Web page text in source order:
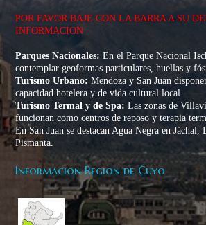
POR FAVOR BAJE CON LA BARRA A SU
INFORMACION
Parques Nacionales: En el Parque Nacional
contemplar geoformas particulares, huellas y
Turismo Urbano: Mendoza y San Juan
capacidad hotelera y de vida cultural local.
Turismo Termal y de Spa: Las zonas de
funcionan como centros de reposo y terapia
En San Juan se destacan Agua Negra en
Pismanta.
Informacion Region de Cuyo